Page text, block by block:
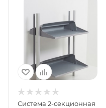
Система 2-секционная